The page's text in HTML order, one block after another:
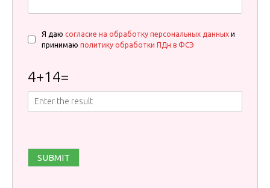
Я даю согласие на обработку персональных данных и
принимаю политику обработки ПДн в ФСЭ
4+14=